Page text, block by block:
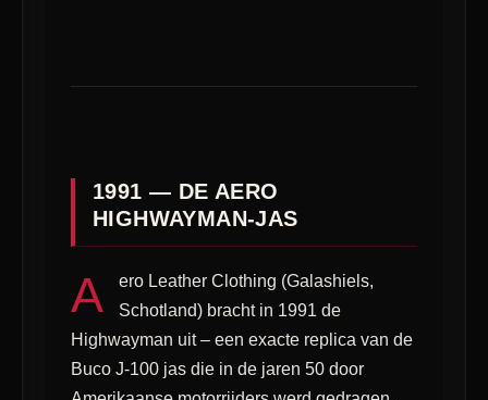
1991 — DE AERO
HIGHWAYMAN-JAS
A
ero Leather Clothing (Galashiels,
Schotland) bracht in 1991 de
Highwayman uit – een exacte replica van de
Buco J-100 jas die in de jaren 50 door